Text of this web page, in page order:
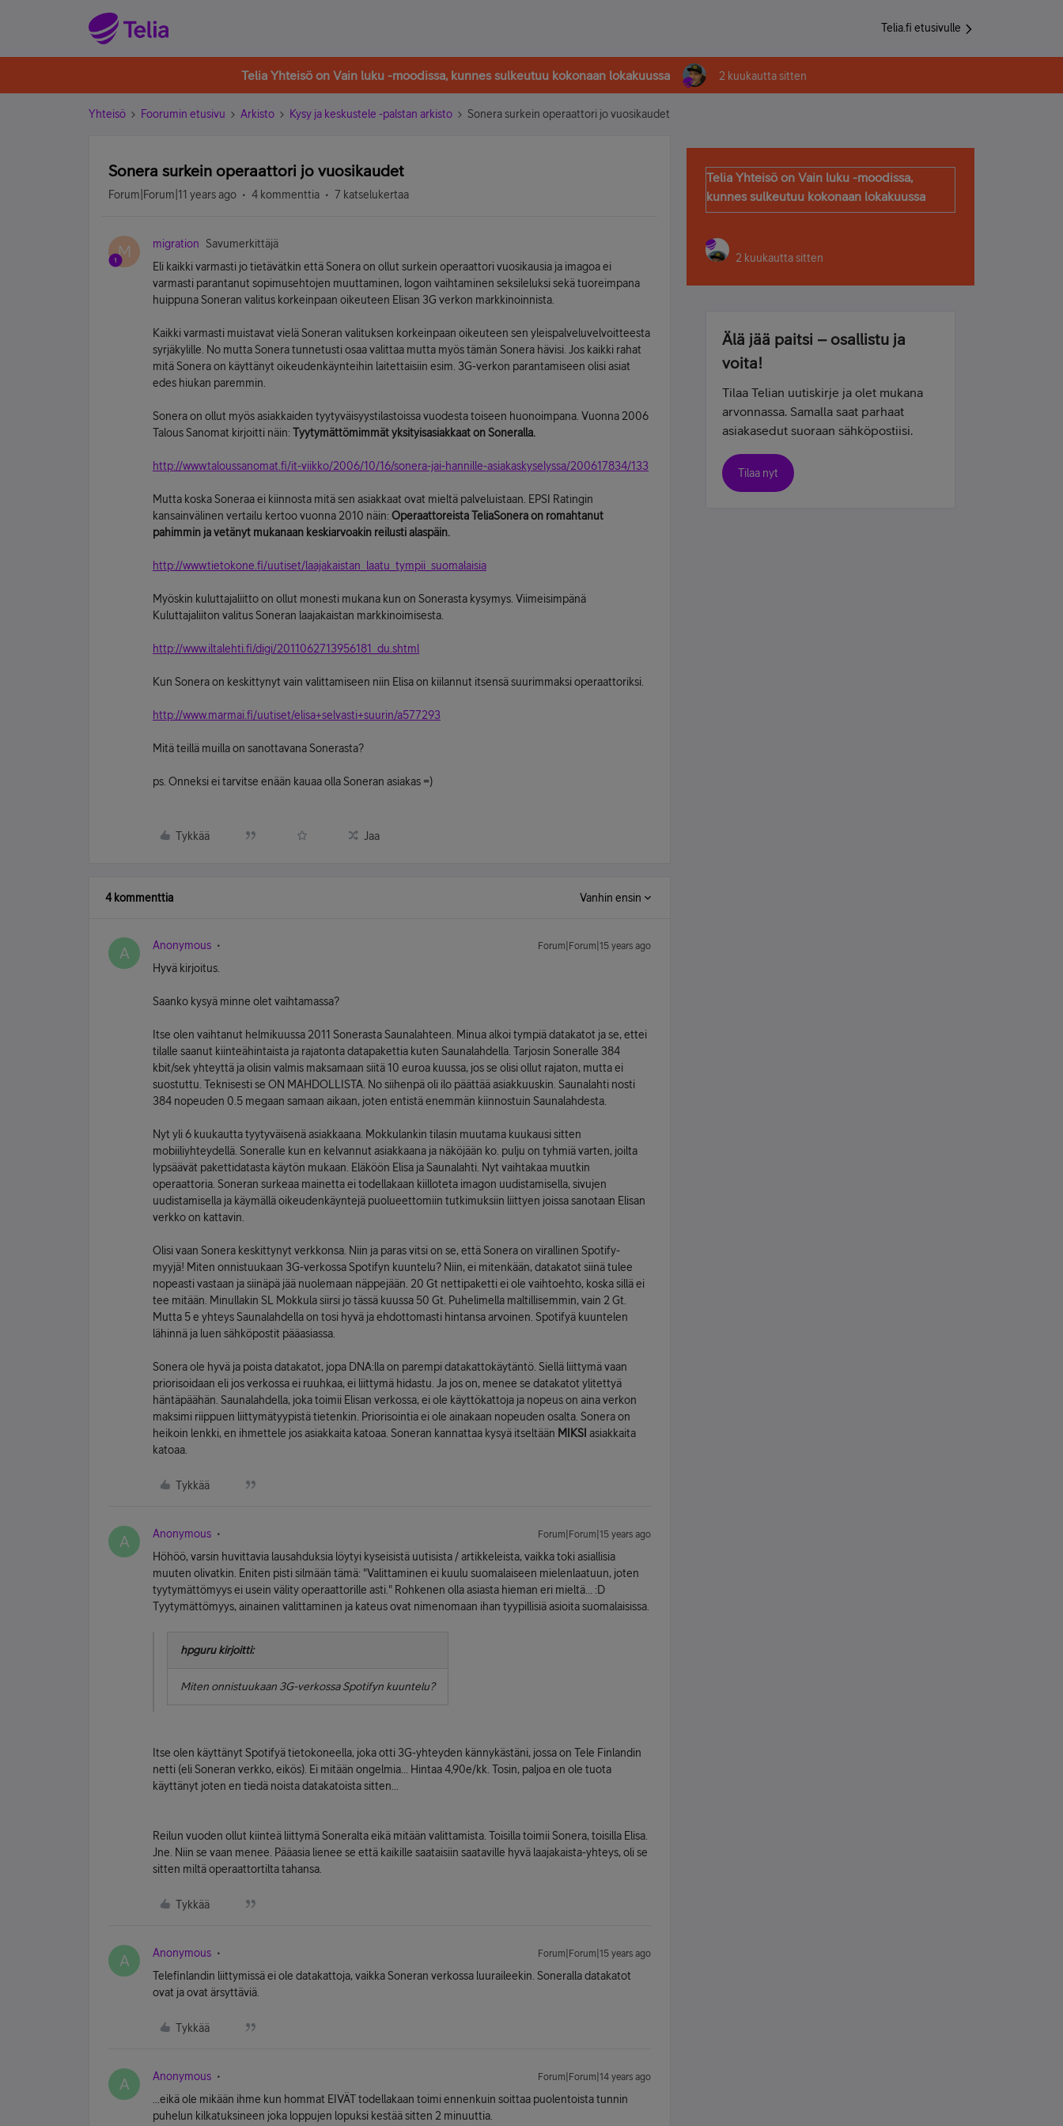
Telia.fi etusivulle
Telia Yhteisö on Vain luku -moodissa, kunnes sulkeutuu kokonaan lokakuussa 2 kuukautta sitten
Yhteisö Foorumin etusivu Arkisto Kysy ja keskustele -palstan arkisto Sonera surkein operaattori jo vuosikaudet
Sonera surkein operaattori jo vuosikaudet
Forum|Forum|11 years ago 4 kommenttia 7 katselukertaa
M migration
Savumerkittäjä
Eli kaikki varmasti jo tietävätkin että Sonera on ollut surkein operaattori vuosikausia ja imagoa ei
varmasti parantanut sopimusehtojen muuttaminen, logon vaihtaminen seksileluksi sekä tuoreimpana
huippuna Soneran valitus korkeinpaan oikeuteen Elisan 3G verkon markkinoinnista.
Kaikki varmasti muistavat vielä Soneran valituksen korkeinpaan oikeuteen sen yleispalveluvelvoitteesta
syrjäkylille. No mutta Sonera tunnetusti osaa valittaa mutta myös tämän Sonera hävisi. Jos kaikki rahat
mitä Sonera on käyttänyt oikeudenkäynteihin laitettaisiin esim. 3G-verkon parantamiseen olisi asiat
edes hiukan paremmin.
Sonera on ollut myös asiakkaiden tyytyväisyystilastoissa vuodesta toiseen huonoimpana. Vuonna 2006
Talous Sanomat kirjoitti näin: Tyytymättömimmät yksityisasiakkaat on Soneralla.
http://www.taloussanomat.fi/it-viikko/2006/10/16/sonera-jai-hannille-asiakaskyselyssa/200617834/133
Mutta koska Soneraa ei kiinnosta mitä sen asiakkaat ovat mieltä palveluistaan. EPSI Ratingin
kansainvälinen vertailu kertoo vuonna 2010 näin: Operaattoreista TeliaSonera on romahtanut
pahimmin ja vetänyt mukanaan keskiarvoakin reilusti alaspäin.
http://www.tietokone.fi/uutiset/laajakaistan_laatu_tympii_suomalaisia
Myöskin kuluttajaliitto on ollut monesti mukana kun on Sonerasta kysymys. Viimeisimpänä
Kuluttajaliiton valitus Soneran laajakaistan markkinoimisesta.
http://www.iltalehti.fi/digi/2011062713956181_du.shtml
Kun Sonera on keskittynyt vain valittamiseen niin Elisa on kiilannut itsensä suurimmaksi operaattoriksi.
http://www.marmai.fi/uutiset/elisa+selvasti+suurin/a577293
Mitä teillä muilla on sanottavana Sonerasta?
ps. Onneksi ei tarvitse enään kauaa olla Soneran asiakas =)
Tykkää Jaa
4 kommenttia Vanhin ensin
A Anonymous Forum|Forum|15 years ago
Hyvä kirjoitus.
Saanko kysyä minne olet vaihtamassa?
Itse olen vaihtanut helmikuussa 2011 Sonerasta Saunalahteen. Minua alkoi tympiä datakatot ja se, ettei
tilalle saanut kiinteähintaista ja rajatonta datapakettia kuten Saunalahdella. Tarjosin Soneralle 384
kbit/sek yhteyttä ja olisin valmis maksamaan siitä 10 euroa kuussa, jos se olisi ollut rajaton, mutta ei
suostuttu. Teknisesti se ON MAHDOLLISTA. No siihenpä oli ilo päättää asiakkuuskin. Saunalahti nosti
384 nopeuden 0.5 megaan samaan aikaan, joten entistä enemmän kiinnostuin Saunalahdesta.
Nyt yli 6 kuukautta tyytyväisenä asiakkaana. Mokkulankin tilasin muutama kuukausi sitten
mobiiliyhteydellä. Soneralle kun en kelvannut asiakkaana ja näköjään ko. pulju on tyhmiä varten, joilta
lypsäävät pakettidatasta käytön mukaan. Eläköön Elisa ja Saunalahti. Nyt vaihtakaa muutkin
operaattoria. Soneran surkeaa mainetta ei todellakaan kiilloteta imagon uudistamisella, sivujen
uudistamisella ja käymällä oikeudenkäyntejä puolueettomiin tutkimuksiin liittyen joissa sanotaan Elisan
verkko on kattavin.
Olisi vaan Sonera keskittynyt verkkonsa. Niin ja paras vitsi on se, että Sonera on virallinen Spotify-
myyjä! Miten onnistuukaan 3G-verkossa Spotifyn kuuntelu? Niin, ei mitenkään, datakatot siinä tulee
nopeasti vastaan ja siinäpä jää nuolemaan näppejään. 20 Gt nettipaketti ei ole vaihtoehto, koska sillä ei
tee mitään. Minullakin SL Mokkula siirsi jo tässä kuussa 50 Gt. Puhelimella maltillisemmin, vain 2 Gt.
Mutta 5 e yhteys Saunalahdella on tosi hyvä ja ehdottomasti hintansa arvoinen. Spotifyä kuuntelen
lähinnä ja luen sähköpostit pääasiassa.
Sonera ole hyvä ja poista datakatot, jopa DNA:lla on parempi datakattokäytäntö. Siellä liittymä vaan
priorisoidaan eli jos verkossa ei ruuhkaa, ei liittymä hidastu. Ja jos on, menee se datakatot ylitettyä
häntäpäähän. Saunalahdella, joka toimii Elisan verkossa, ei ole käyttökattoja ja nopeus on aina verkon
maksimi riippuen liittymätyypistä tietenkin. Priorisointia ei ole ainakaan nopeuden osalta. Sonera on
heikoin lenkki, en ihmettele jos asiakkaita katoaa. Soneran kannattaa kysyä itseltään MIKSI asiakkaita
katoaa.
Tykkää
A Anonymous Forum|Forum|15 years ago
Höhöö, varsin huvittavia lausahduksia löytyi kyseisistä uutisista / artikkeleista, vaikka toki asiallisia
muuten olivatkin. Eniten pisti silmään tämä: "Valittaminen ei kuulu suomalaiseen mielenlaatuun, joten
tyytymättömyys ei usein välity operaattorille asti." Rohkenen olla asiasta hieman eri mieltä... :D
Tyytymättömyys, ainainen valittaminen ja kateus ovat nimenomaan ihan tyypillisiä asioita suomalaisissa.
hpguru kirjoitti:
Miten onnistuukaan 3G-verkossa Spotifyn kuuntelu?
Itse olen käyttänyt Spotifyä tietokoneella, joka otti 3G-yhteyden kännykästäni, jossa on Tele Finlandin
netti (eli Soneran verkko, eikös). Ei mitään ongelmia... Hintaa 4,90e/kk. Tosin, paljoa en ole tuota
käyttänyt joten en tiedä noista datakatoista sitten...
Reilun vuoden ollut kiinteä liittymä Soneralta eikä mitään valittamista. Toisilla toimii Sonera, toisilla Elisa.
Jne. Niin se vaan menee. Pääasia lienee se että kaikille saataisiin saataville hyvä laajakaista-yhteys, oli se
sitten miltä operaattortilta tahansa.
Tykkää
A Anonymous Forum|Forum|15 years ago
Telefinlandin liittymissä ei ole datakattoja, vaikka Soneran verkossa luuraileekin. Soneralla datakatot
ovat ja ovat ärsyttäviä.
Tykkää
A Anonymous Forum|Forum|14 years ago
...eikä ole mikään ihme kun hommat EIVÄT todellakaan toimi ennenkuin soittaa puolentoista tunnin
puhelun kilkatuksineen joka loppujen lopuksi kestää sitten 2 minuuttia.
Telia Yhteisö on Vain luku -moodissa,
kunnes sulkeutuu kokonaan lokakuussa
2 kuukautta sitten
Älä jää paitsi – osallistu ja
voita!
Tilaa Telian uutiskirje ja olet mukana
arvonnassa. Samalla saat parhaat
asiakasedut suoraan sähköpostiisi.
Tilaa nyt